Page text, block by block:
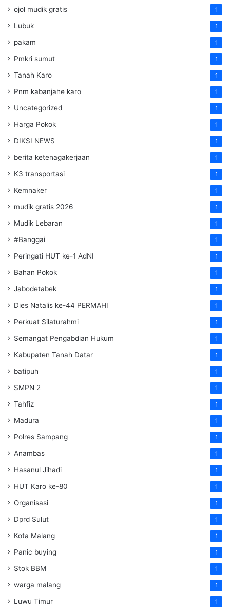
ojol mudik gratis 1
Lubuk 1
pakam 1
Pmkri sumut 1
Tanah Karo 1
Pnm kabanjahe karo 1
Uncategorized 1
Harga Pokok 1
DIKSI NEWS 1
berita ketenagakerjaan 1
K3 transportasi 1
Kemnaker 1
mudik gratis 2026 1
Mudik Lebaran 1
#Banggai 1
Peringati HUT ke-1 AdNI 1
Bahan Pokok 1
Jabodetabek 1
Dies Natalis ke-44 PERMAHI 1
Perkuat Silaturahmi 1
Semangat Pengabdian Hukum 1
Kabupaten Tanah Datar 1
batipuh 1
SMPN 2 1
Tahfiz 1
Madura 1
Polres Sampang 1
Anambas 1
Hasanul Jihadi 1
HUT Karo ke-80 1
Organisasi 1
Dprd Sulut 1
Kota Malang 1
Panic buying 1
Stok BBM 1
warga malang 1
Luwu Timur 1